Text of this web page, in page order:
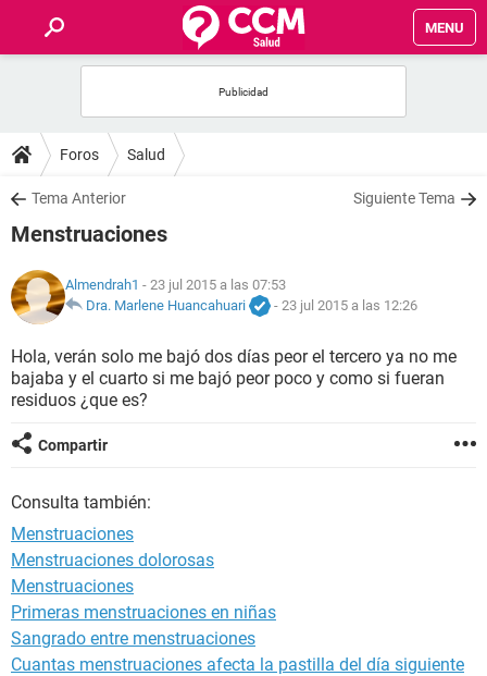
MENU
FOROS
SALUD
NUTRICIÓN
BIENESTAR
Foros Salud
Tema Anterior Siguiente Tema
Menstruaciones
Almendrah1 - 23 jul 2015 a las 07:53
Dra. Marlene Huancahuari
- 23 jul 2015 a las 12:26
Hola, verán solo me bajó dos días peor el tercero ya no me
bajaba y el cuarto si me bajó peor poco y como si fueran
residuos ¿que es?
Compartir
Consulta también:
Menstruaciones
Menstruaciones dolorosas
Menstruaciones
Primeras menstruaciones en niñas
Sangrado entre menstruaciones
Cuantas menstruaciones afecta la pastilla del día siguiente